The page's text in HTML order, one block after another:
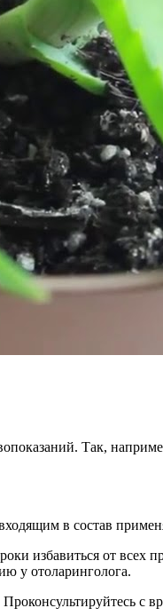
Так,
в состав
избавиться от всех
у отоларинголога.